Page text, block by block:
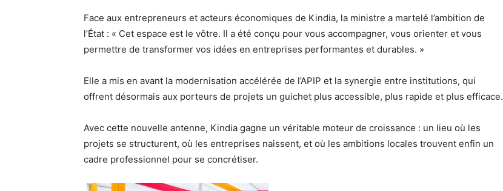
Face aux entrepreneurs et acteurs économiques de Kindia, la ministre a martelé l’ambition de
l’État : « Cet espace est le vôtre. Il a été conçu pour vous accompagner, vous orienter et vous
permettre de transformer vos idées en entreprises performantes et durables. »
Elle a mis en avant la modernisation accélérée de l’APIP et la synergie entre institutions, qui
offrent désormais aux porteurs de projets un guichet plus accessible, plus rapide et plus efficace.
Avec cette nouvelle antenne, Kindia gagne un véritable moteur de croissance : un lieu où les
projets se structurent, où les entreprises naissent, et où les ambitions locales trouvent enfin un
cadre professionnel pour se concrétiser.